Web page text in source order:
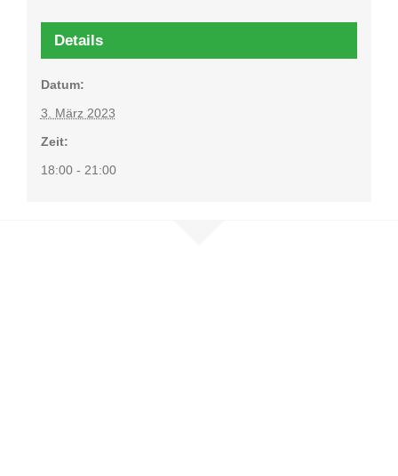
Details
Datum:
3. März 2023
Zeit:
18:00 - 21:00